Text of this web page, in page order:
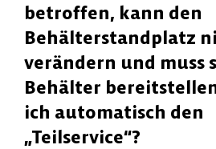
betroffen, kann den
Behälterstandplatz
verändern und muss
Behälter
ich automatisch den
„Teilservice“?